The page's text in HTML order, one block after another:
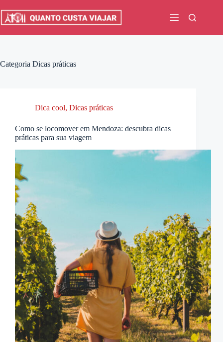
para
Categoria Dicas práticas
Dica cool, Dicas práticas
Como se locomover em Mendoza: descubra dicas
práticas para sua viagem